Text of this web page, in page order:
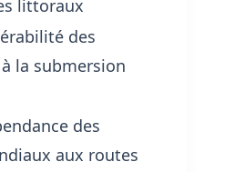
littoraux
des
la submersion
des
aux routes